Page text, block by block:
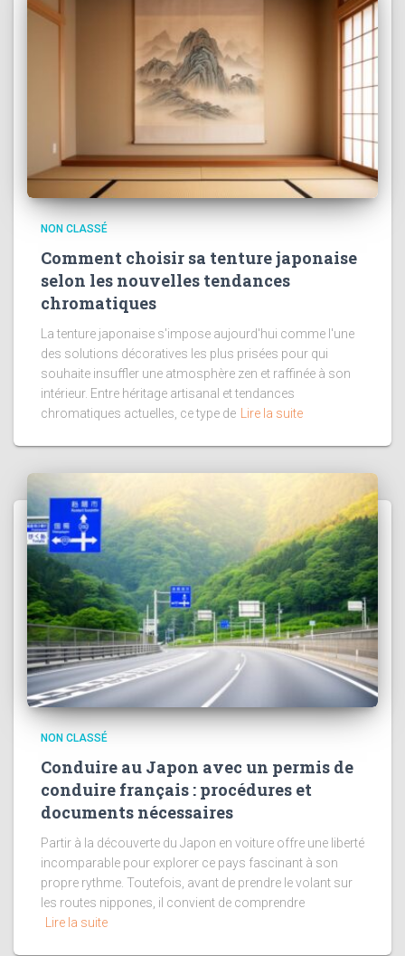
NON CLASSÉ
Comment choisir sa tenture japonaise
selon les nouvelles tendances
chromatiques
La tenture japonaise s'impose aujourd'hui comme l'une
des solutions décoratives les plus prisées pour qui
souhaite insuffler une atmosphère zen et raffinée à son
intérieur. Entre héritage artisanal et tendances
chromatiques actuelles, ce type de
Lire la suite
NON CLASSÉ
Conduire au Japon avec un permis de
conduire français : procédures et
documents nécessaires
Partir à la découverte du Japon en voiture offre une liberté
incomparable pour explorer ce pays fascinant à son
propre rythme. Toutefois, avant de prendre le volant sur
les routes nippones, il convient de comprendre
Lire la suite